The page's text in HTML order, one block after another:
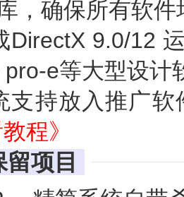
，确保所有软
9.0/12 运
e等大型设计
持放入推广软
程》
项目